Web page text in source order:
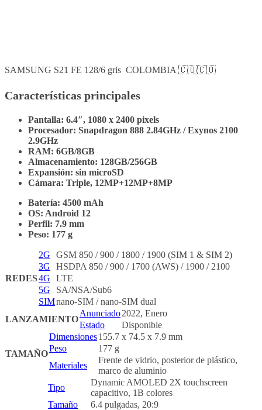
SAMSUNG S21 FE 128/6 gris COLOMBIA 🇨🇴🇨🇴
Características principales
Pantalla: 6.4″, 1080 x 2400 pixels
Procesador: Snapdragon 888 2.84GHz / Exynos 2100
2.9GHz
RAM: 6GB/8GB
Almacenamiento: 128GB/256GB
Expansión: sin microSD
Cámara: Triple, 12MP+12MP+8MP
Batería: 4500 mAh
OS: Android 12
Perfil: 7.9 mm
Peso: 177 g
REDES
2G
GSM 850 / 900 / 1800 / 1900 (SIM 1 & SIM 2)
3G
HSDPA 850 / 900 / 1700 (AWS) / 1900 / 2100
4G
LTE
5G
SA/NSA/Sub6
SIMnano-SIM / nano-SIM dual
LANZAMIENTO
Anunciado2022, Enero
Estado
Disponible
TAMAÑO
Dimensiones155.7 x 74.5 x 7.9 mm
Peso
177 g
Materiales
Frente de vidrio, posterior de plástico,
marco de aluminio
Tipo
Dynamic AMOLED 2X touchscreen
capacitivo, 1B colores
Tamaño
6.4 pulgadas, 20:9